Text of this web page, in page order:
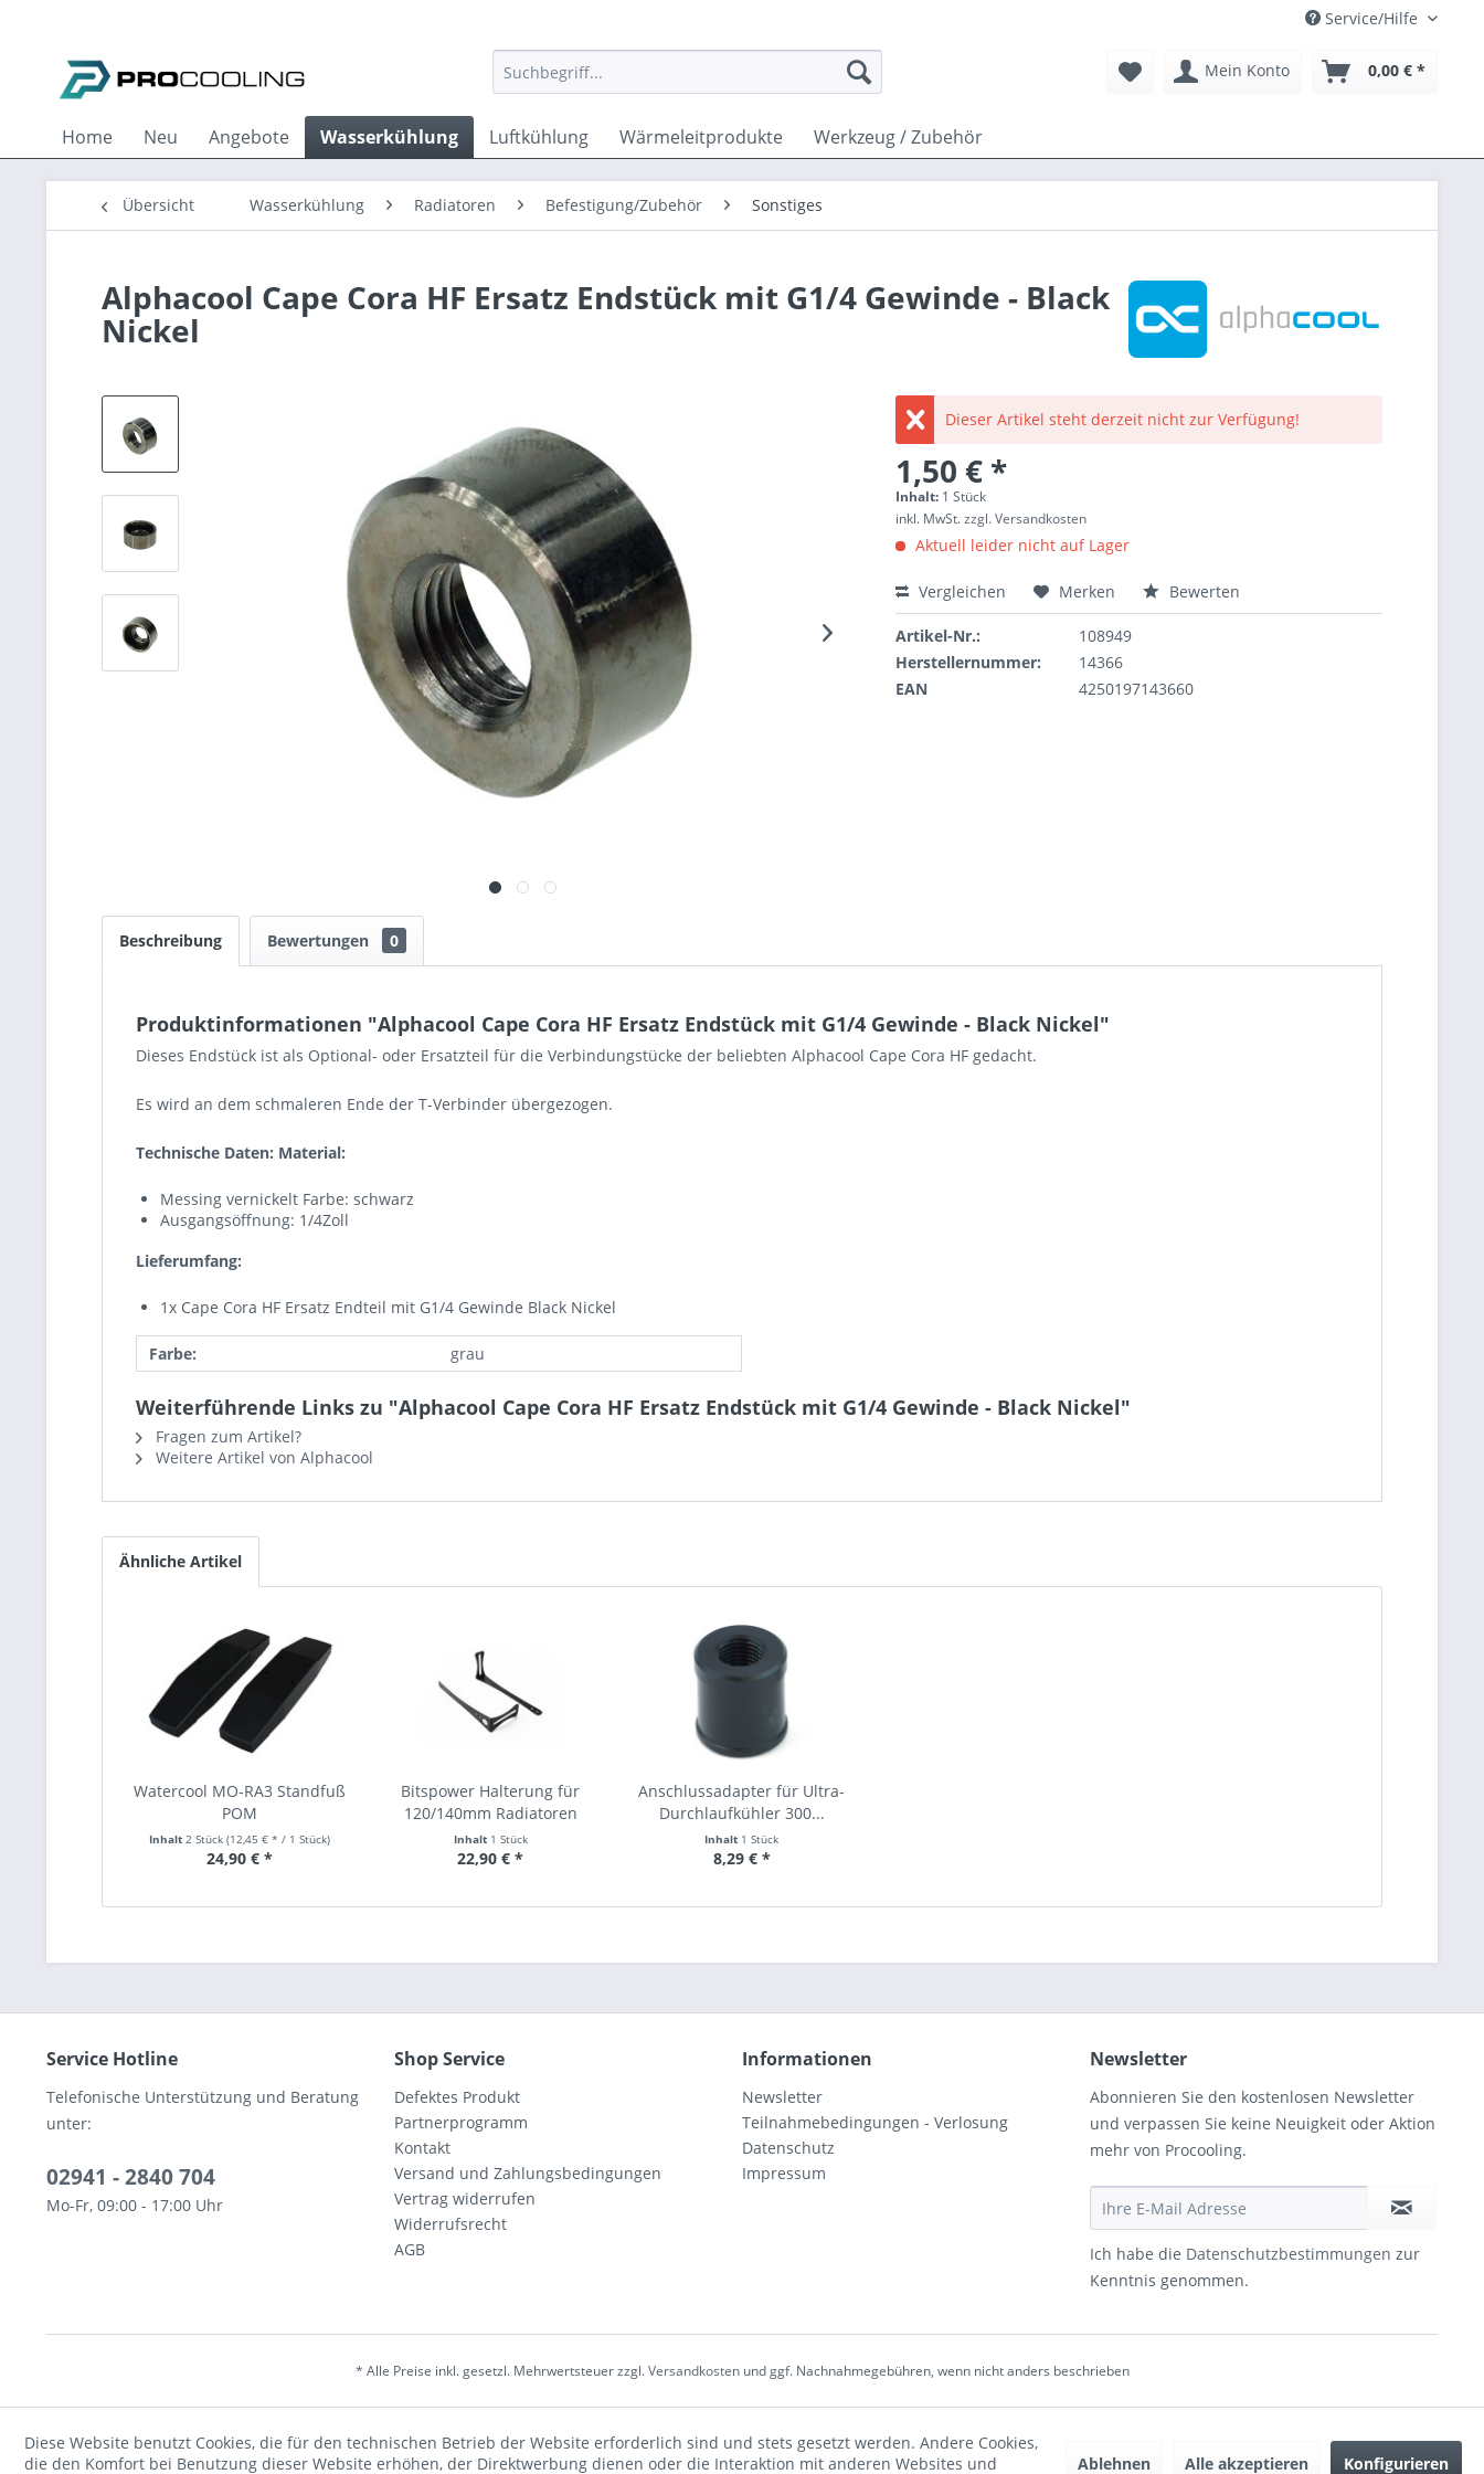
Service/Hilfe
Mein Konto 0,00 € *
Home Neu Angebote Wasserkühlung Luftkühlung Wärmeleitprodukte Werkzeug / Zubehör
Übersicht Wasserkühlung Radiatoren Befestigung/Zubehör Sonstiges
Alphacool Cape Cora HF Ersatz Endstück mit G1/4 Gewinde - Black
Nickel
Dieser Artikel steht derzeit nicht zur Verfügung!
1,50 € *
Inhalt: 1 Stück
inkl. MwSt.zzgl. Versandkosten
Aktuell leider nicht auf Lager
Vergleichen Merken Bewerten
Artikel-Nr.:
108949
Herstellernummer:
14366
EAN
4250197143660
Beschreibung Bewertungen 0
Produktinformationen "Alphacool Cape Cora HF Ersatz Endstück mit G1/4 Gewinde - Black Nickel"
Dieses Endstück ist als Optional- oder Ersatzteil für die Verbindungstücke der beliebten Alphacool Cape Cora HF gedacht.
Es wird an dem schmaleren Ende der T-Verbinder übergezogen.
Technische Daten: Material:
Messing vernickelt Farbe: schwarz
Ausgangsöffnung: 1/4Zoll
Lieferumfang:
1x Cape Cora HF Ersatz Endteil mit G1/4 Gewinde Black Nickel
Farbe: grau
Weiterführende Links zu "Alphacool Cape Cora HF Ersatz Endstück mit G1/4 Gewinde - Black Nickel"
Fragen zum Artikel?
Weitere Artikel von Alphacool
Ähnliche Artikel
Watercool MO-RA3 Standfuß
POM
Inhalt 2 Stück (12,45 € * / 1 Stück)
24,90 € *
Bitspower Halterung für
120/140mm Radiatoren
Inhalt 1 Stück
22,90 € *
Anschlussadapter für Ultra-
Durchlaufkühler 300...
Inhalt 1 Stück
8,29 € *
Service Hotline
Telefonische Unterstützung und Beratung
unter:
02941 - 2840 704
Mo-Fr, 09:00 - 17:00 Uhr
Shop Service
Defektes Produkt
Partnerprogramm
Kontakt
Versand und Zahlungsbedingungen
Vertrag widerrufen
Widerrufsrecht
AGB
Informationen
Newsletter
Teilnahmebedingungen - Verlosung
Datenschutz
Impressum
Newsletter
Abonnieren Sie den kostenlosen Newsletter
und verpassen Sie keine Neuigkeit oder Aktion
mehr von Procooling.
Ich habe die Datenschutzbestimmungen zur
Kenntnis genommen.
* Alle Preise inkl. gesetzl. Mehrwertsteuer zzgl.Versandkostenund ggf. Nachnahmegebühren, wenn nicht anders beschrieben
Diese Website benutzt Cookies, die für den technischen Betrieb der Website erforderlich sind und stets gesetzt werden. Andere Cookies,
die den Komfort bei Benutzung dieser Website erhöhen, der Direktwerbung dienen oder die Interaktion mit anderen Websites und
Ablehnen Alle akzeptieren Konfigurieren